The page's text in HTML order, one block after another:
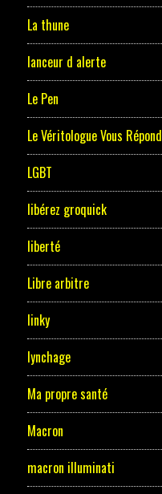
La thune
lanceur d alerte
Le Pen
Le Véritologue Vous Répond
LGBT
libérez groquick
liberté
Libre arbitre
linky
lynchage
Ma propre santé
Macron
macron illuminati